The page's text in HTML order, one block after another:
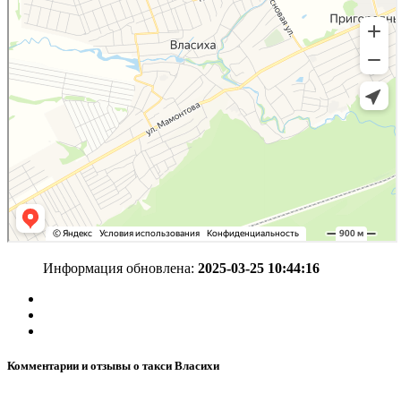
Информация обновлена: 2025-03-25 10:44:16
Комментарии и отзывы о такси Власихи